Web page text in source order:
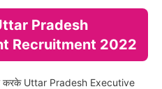
Pradesh
Recruitment 2022
करके Uttar Pradesh Executive